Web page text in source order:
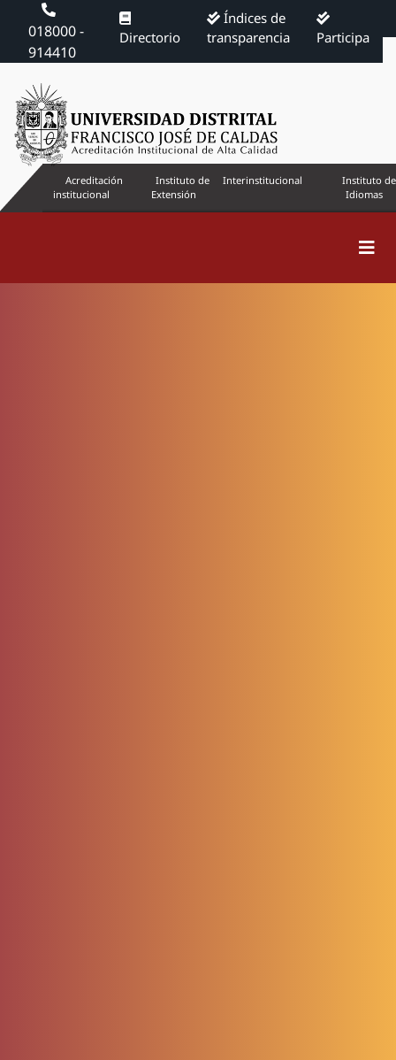
018000 -
914410
Directorio
Índices de
transparencia
Participa
Acreditación
institucional
Instituto de
Extensión
Interinstitucional
Instituto de
Idiomas